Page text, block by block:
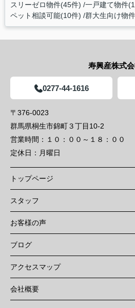
スリーゼロ物件(45件) 一戸建て物件
ペット相談可能(10件) 群大生向け物
寿興産株式
0277-44-1616
〒376-0023
群馬県桐生市錦町３丁目10-2
営業時間： １０：００～１８：００
定休日： 月曜日
トップページ
スタッフ
お客様の声
ブログ
アクセスマップ
会社概要